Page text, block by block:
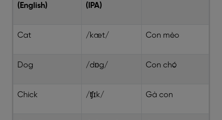
(English)
(IPA)
Cat /kæt/ Con mèo
Dog /dɒg/ Con chó
Chick /ʧɪk/ Gà con